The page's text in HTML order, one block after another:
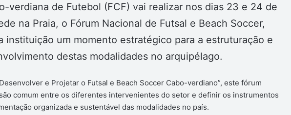
verdiana de Futebol (FCF) vai realizar nos dias 23 e 24 de
na Praia, o Fórum Nacional de Futsal e Beach Soccer,
instituição um momento estratégico para a estruturação e
destas modalidades no arquipélago.
e Projetar o Futsal e Beach Soccer Cabo-verdiano”, este fórum
comum entre os diferentes intervenientes do setor e definir os instrumentos
organizada e sustentável das modalidades no país.